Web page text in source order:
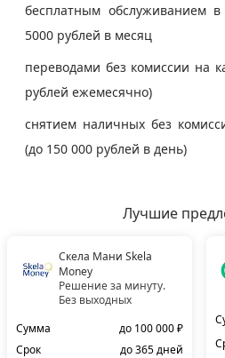
бесплатным обслуживанием
5000 рублей в месяц
переводами без комиссии на
рублей ежемесячно)
снятием наличных без
(до 150 000 рублей в день)
Лучшие
Скела Мани Skela
Money
Решение за минуту.
Без выходных
Сумма
до 100 000 ₽
Срок
до 365 дней